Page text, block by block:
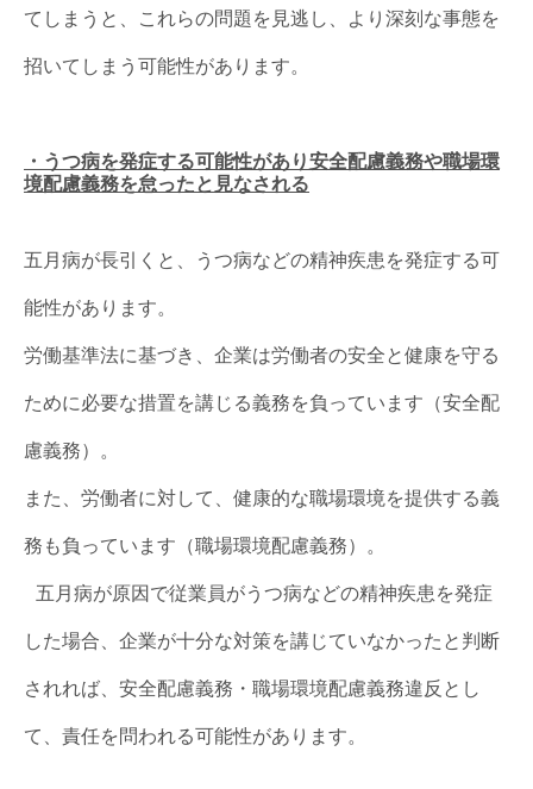
てしまうと、これらの問題を見逃し、より深刻な事態を
招いてしまう可能性があります。
・うつ病を発症する可能性があり安全配慮義務や職場環
境配慮義務を怠ったと見なされる
五月病が長引くと、うつ病などの精神疾患を発症する可
能性があります。
労働基準法に基づき、企業は労働者の安全と健康を守る
ために必要な措置を講じる義務を負っています（安全配
慮義務）。
また、労働者に対して、健康的な職場環境を提供する義
務も負っています（職場環境配慮義務）。
五月病が原因で従業員がうつ病などの精神疾患を発症
した場合、企業が十分な対策を講じていなかったと判断
されれば、安全配慮義務・職場環境配慮義務違反とし
て、責任を問われる可能性があります。